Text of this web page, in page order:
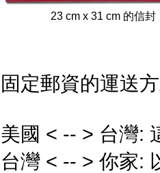
23 cm x 31 cm 的信封
固定郵資的運送
美國 < -- > 台灣:
台灣 < -- > 你家: